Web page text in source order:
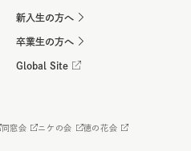
新入生の方へ
卒業生の方へ
Global Site
同窓会 ニケの会 徳の花会